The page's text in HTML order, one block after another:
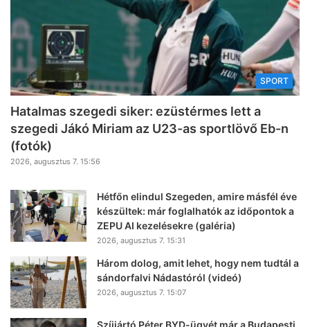
SPORT
Hatalmas szegedi siker: ezüstérmes lett a
szegedi Jákó Miriam az U23-as sportlövő Eb-n
(fotók)
2026, augusztus 7. 15:56
Hétfőn elindul Szegeden, amire másfél éve
készültek: már foglalhatók az időpontok a
ZEPU AI kezelésekre (galéria)
2026, augusztus 7. 15:31
Három dolog, amit lehet, hogy nem tudtál a
sándorfalvi Nádastóról (videó)
2026, augusztus 7. 15:07